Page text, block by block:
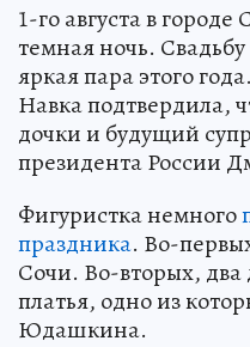
1-го августа в
темная ночь. Свадьбу
яркая пара этого
Навка подтвердила,
дочки и будущий
президента России
Фигуристка немного
праздника. Во-
Сочи. Во-вторых, два
платья, одно из
Юдашкина.